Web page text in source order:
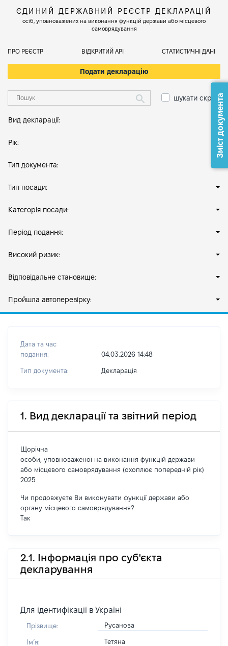
ЄДИНИЙ ДЕРЖАВНИЙ РЕЄСТР ДЕКЛАРАЦІЙ
осіб, уповноважених на виконання функцій держави або місцевого
самоврядування
ПРО РЕЄСТР ВІДКРИТИЙ АРІ СТАТИСТИЧНІ ДАНІ
Подати декларацію
шукати скрізь
Вид декларації:
Рік:
Тип документа:
Тип посади:
Категорія посади:
Період подання:
Високий ризик:
Відповідальне становище:
Пройшла автоперевірку:
Дата та час
подання:
04.03.2026 14:48
Тип документа: Декларація
1. Вид декларації та звітний період
Щорічна
особи, уповноваженої на виконання функцій держави
або місцевого самоврядування (охоплює попередній рік)
2025
Чи продовжуєте Ви виконувати функції держави або
органу місцевого самоврядування?
Так
2.1. Інформація про суб'єкта
декларування
Для ідентифікації в Україні
Прізвище: Русанова
Імʼя: Тетяна
Зміст документа